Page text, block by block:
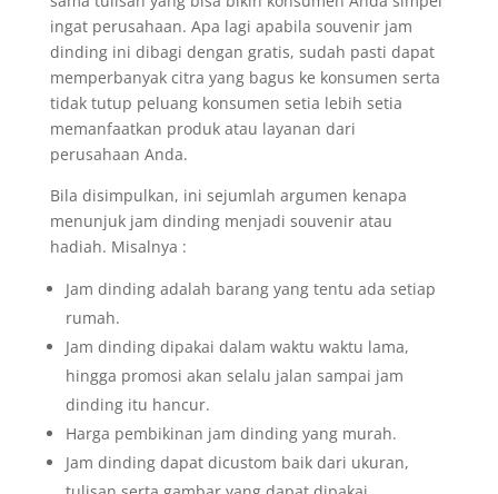
ingat perusahaan. Apa lagi apabila souvenir jam
dinding ini dibagi dengan gratis, sudah pasti dapat
memperbanyak citra yang bagus ke konsumen serta
tidak tutup peluang konsumen setia lebih setia
memanfaatkan produk atau layanan dari
perusahaan Anda.
Bila disimpulkan, ini sejumlah argumen kenapa
menunjuk jam dinding menjadi souvenir atau
hadiah. Misalnya :
Jam dinding adalah barang yang tentu ada setiap
rumah.
Jam dinding dipakai dalam waktu waktu lama,
hingga promosi akan selalu jalan sampai jam
dinding itu hancur.
Harga pembikinan jam dinding yang murah.
Jam dinding dapat dicustom baik dari ukuran,